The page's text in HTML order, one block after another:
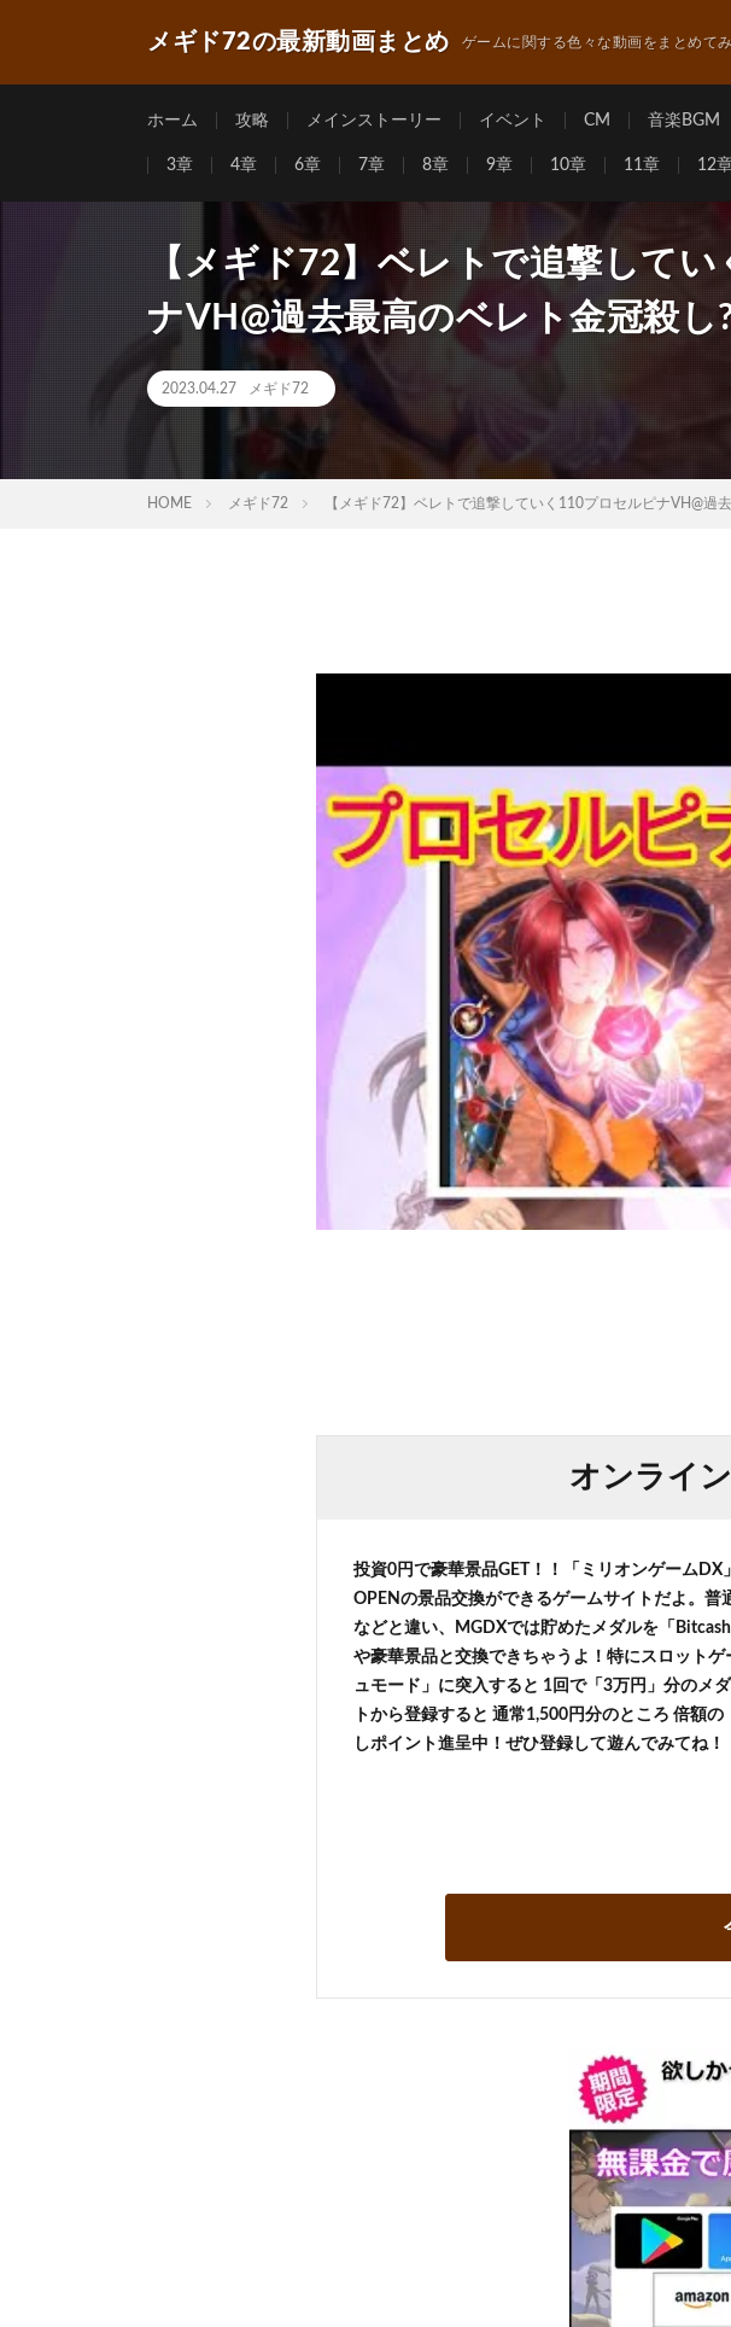
メギド72の最新動画まとめ ゲームに関する色々な動画をまとめてみ
ホーム 攻略 メインストーリー イベント CM 音楽BGM
3章 4章 6章 7章 8章 9章 10章 11章 12
【メギド72】ベレトで追撃して
ナVH@過去最高のベレト金冠殺し
2023.04.27 メギド72
HOME メギド72 【メギド72】ベレトで追撃していく110プロセルピナVH@過
オンライ
投資0円で豪華景品GET！！「ミリオンゲームDX
OPENの景品交換ができるゲームサイトだよ。普
などと違い、MGDXでは貯めたメダルを「
や豪華景品と交換できちゃうよ！特にスロットゲ
ュモード」に突入すると 1回で「3万円」分のメ
トから登録すると 通常1,500円分のところ 倍額
しポイント進呈中！ぜひ登録して遊んでみてね！